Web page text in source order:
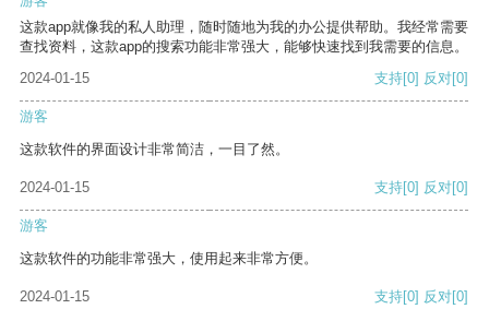
这款app就像我的私人助理，随时随地为我的办公提供帮助。我经常需要
查找资料，这款app的搜索功能非常强大，能够快速找到我需要的信息。
2024-01-15
支持[0] 反对[0]
游客
这款软件的界面设计非常简洁，一目了然。
2024-01-15 支持[0] 反对[0]
游客
这款软件的功能非常强大，使用起来非常方便。
2024-01-15 支持[0] 反对[0]